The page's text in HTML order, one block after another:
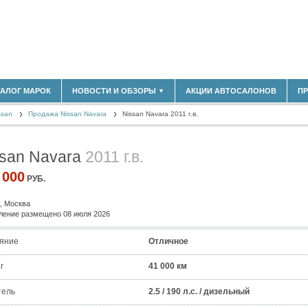
(14298)
МАРОК НОВОСТИ И ОБЗОРЫ ▼
НОВОСТИ РЫНКА
МАТЕРИАЛЫ ПАРТНЕРОВ
АКЦИИ АВТОСАЛОНОВ
Продажа Nissan Navara Nissan Navara 2011 г.в.
Navara 2011 г.в.
РУБ.
Москва
размещено 08 июля 2026
Отличное
41 000 км
2.5 / 190 л.с. / дизельный